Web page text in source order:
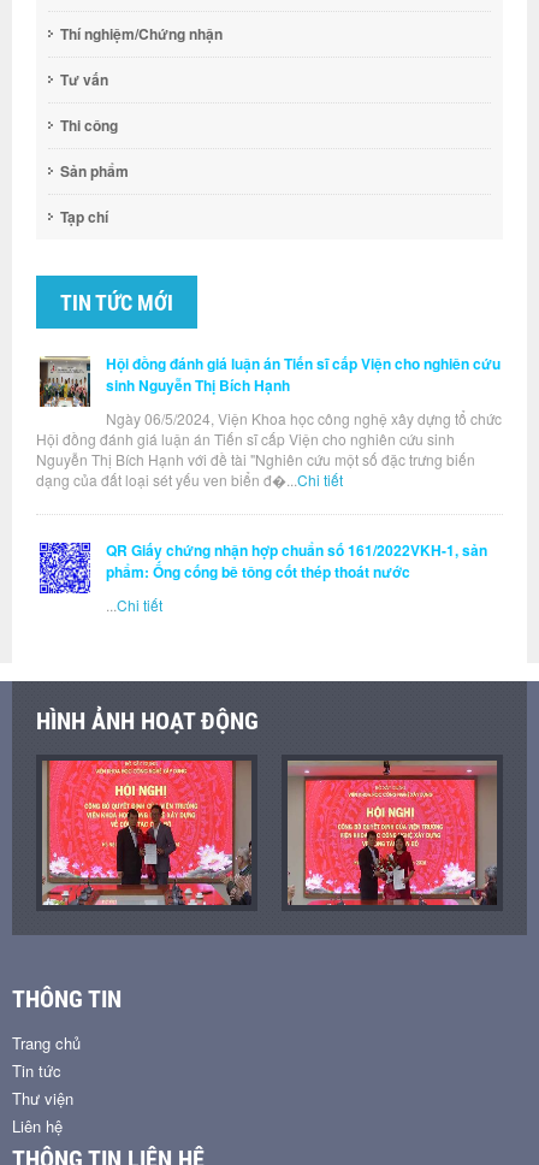
Thí nghiệm/Chứng nhận
Tư vấn
Thi công
Sản phẩm
Tạp chí
TIN TỨC MỚI
Hội đồng đánh giá luận án Tiến sĩ cấp Viện cho nghiên cứu
sinh Nguyễn Thị Bích Hạnh
Ngày 06/5/2024, Viện Khoa học công nghệ xây dựng tổ chức
Hội đồng đánh giá luận án Tiến sĩ cấp Viện cho nghiên cứu sinh
Nguyễn Thị Bích Hạnh với đề tài "Nghiên cứu một số đặc trưng biến
dạng của đất loại sét yếu ven biển đ�... Chi tiết
QR Giấy chứng nhận hợp chuẩn số 161/2022VKH-1, sản
phẩm: Ống cống bê tông cốt thép thoát nước
Chi tiết
HÌNH ẢNH HOẠT ĐỘNG
THÔNG TIN
Trang chủ
Tin tức
Thư viện
Liên hệ
THÔNG TIN LIÊN HỆ